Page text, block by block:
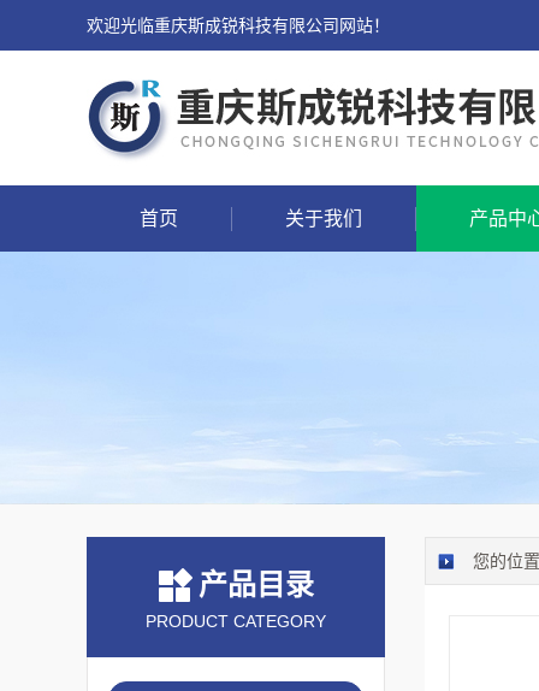
欢迎光临重庆斯成锐科技有限公司网站！
首页 关于我们 产品中
您的位
产品目录
PRODUCT CATEGORY